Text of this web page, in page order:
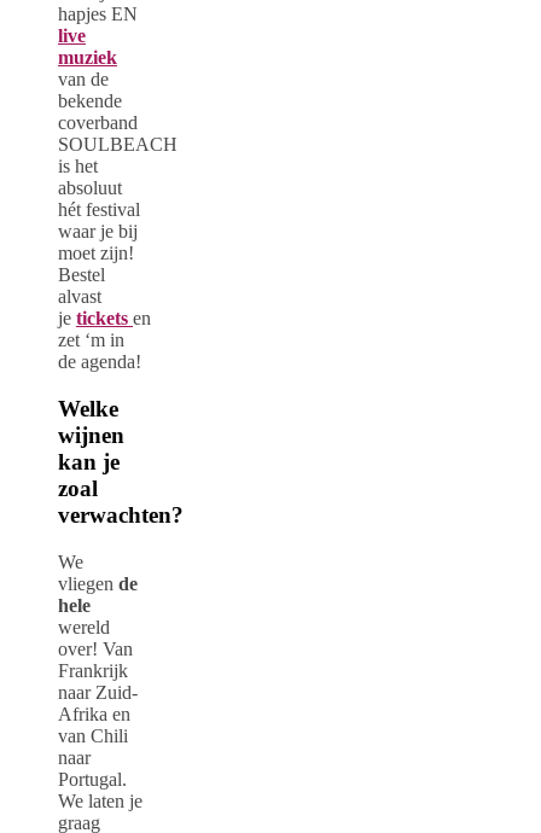
hapjes EN
live
muziek
van de
bekende
coverband
SOULBEACH
is het
absoluut
hét festival
waar je bij
moet zijn!
Bestel
alvast
je tickets en
zet ‘m in
de agenda!
Welke
wijnen
kan je
zoal
verwachten?
We
vliegen de
hele
wereld
over! Van
Frankrijk
naar Zuid-
Afrika en
van Chili
naar
Portugal.
We laten je
graag